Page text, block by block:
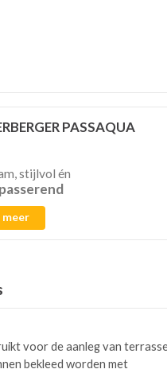
PASSAQUA
stijlvol én
meer
voor de aanleg van
bekleed worden met